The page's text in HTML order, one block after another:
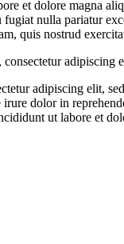
et dolore magna
nulla pariatur
quis nostrud
adipiscing elit,
irure dolor in
ut labore et